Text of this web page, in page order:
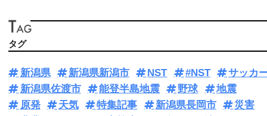
タグ
新潟県 新潟県新潟市 NST #NST
サッカ
新潟県佐渡市
能登半島地震 野球
地震
原発
天気 特集記事 新潟県長岡市
災害